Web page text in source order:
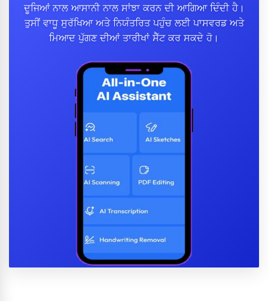
ਦੂਜਿਆਂ ਨਾਲ ਆਸਾਨੀ ਨਾਲ ਸਾਂਝਾ ਕਰਨ ਦੀ ਆਗਿਆ ਦਿੰਦੀ ਹੈ।
ਤੁਸੀਂ ਵਾਧੂ ਸੁਰੱਖਿਆ ਅਤੇ ਨਿਯੰਤਰਿਤ ਪਹੁੰਚ ਲਈ ਪਾਸਵਰਡ ਅਤੇ
ਮਿਆਦ ਪੁੱਗਣ ਦੀਆਂ ਤਾਰੀਖਾਂ ਸੈੱਟ ਕਰ ਸਕਦੇ ਹੋ।